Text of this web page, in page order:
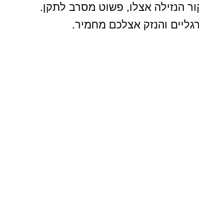
הנזילה אצלו, פשוט מסרב לתקן.
והנזק אצלכם מחמיר.